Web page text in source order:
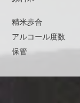
精米歩合
アルコール度数
保管